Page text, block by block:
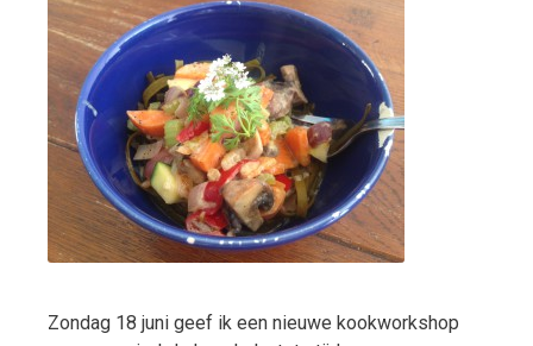
Zondag 18 juni geef ik een nieuwe kookworkshop